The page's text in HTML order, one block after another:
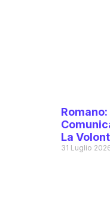
La
31 Luglio